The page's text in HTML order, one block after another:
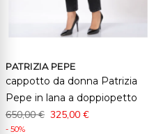
PATRIZIA PEPE
cappotto da donna Patrizia
Pepe in lana a doppiopetto
650,00 € 325,00 €
- 50%